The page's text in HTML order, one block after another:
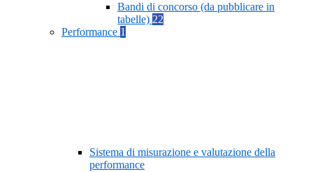
Bandi di concorso (da pubblicare in
tabelle) 22
Performance 1
Sistema di misurazione e valutazione della
performance